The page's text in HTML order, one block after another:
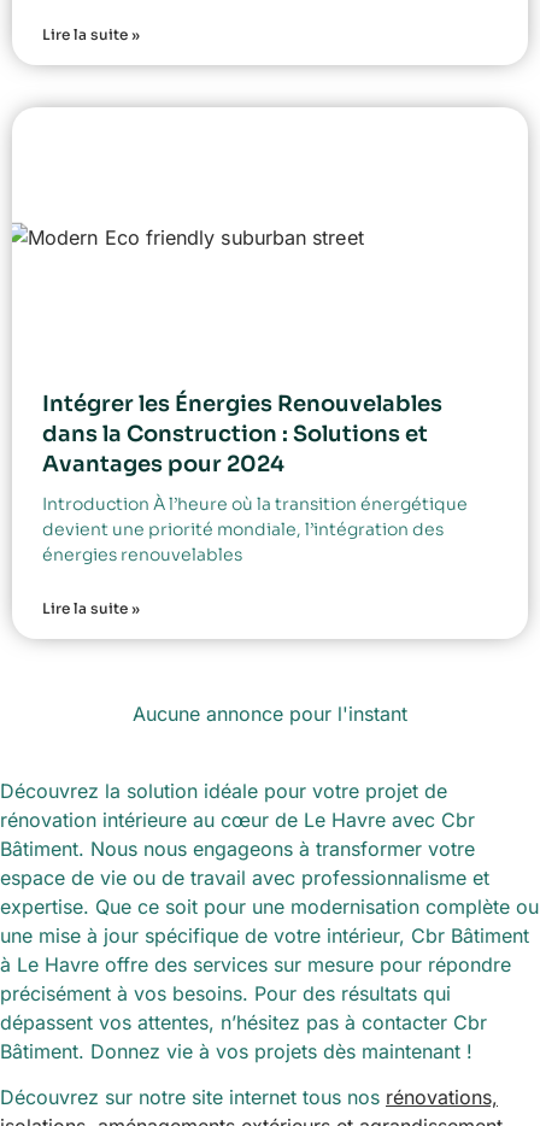
Lire la suite »
Intégrer les Énergies Renouvelables
dans la Construction : Solutions et
Avantages pour 2024
Introduction À l’heure où la transition énergétique
devient une priorité mondiale, l’intégration des
énergies renouvelables
Lire la suite »
Aucune annonce pour l'instant
Découvrez la solution idéale pour votre projet de
rénovation intérieure au cœur de Le Havre avec Cbr
Bâtiment. Nous nous engageons à transformer votre
espace de vie ou de travail avec professionnalisme et
expertise. Que ce soit pour une modernisation complète ou
une mise à jour spécifique de votre intérieur, Cbr Bâtiment
à Le Havre offre des services sur mesure pour répondre
précisément à vos besoins. Pour des résultats qui
dépassent vos attentes, n’hésitez pas à contacter Cbr
Bâtiment. Donnez vie à vos projets dès maintenant !
Découvrez sur notre site internet tous nos rénovations,